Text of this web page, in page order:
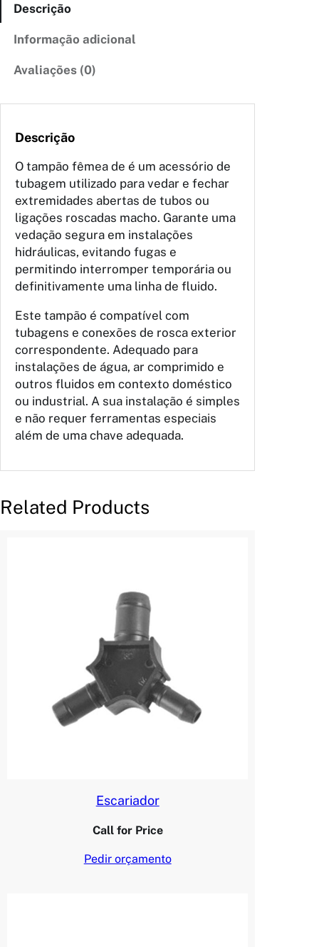
Descrição
Informação adicional
Avaliações (0)
Descrição
O tampão fêmea de é um acessório de
tubagem utilizado para vedar e fechar
extremidades abertas de tubos ou
ligações roscadas macho. Garante uma
vedação segura em instalações
hidráulicas, evitando fugas e
permitindo interromper temporária ou
definitivamente uma linha de fluido.
Este tampão é compatível com
tubagens e conexões de rosca exterior
correspondente. Adequado para
instalações de água, ar comprimido e
outros fluidos em contexto doméstico
ou industrial. A sua instalação é simples
e não requer ferramentas especiais
além de uma chave adequada.
Related Products
Escariador
Call for Price
Pedir orçamento